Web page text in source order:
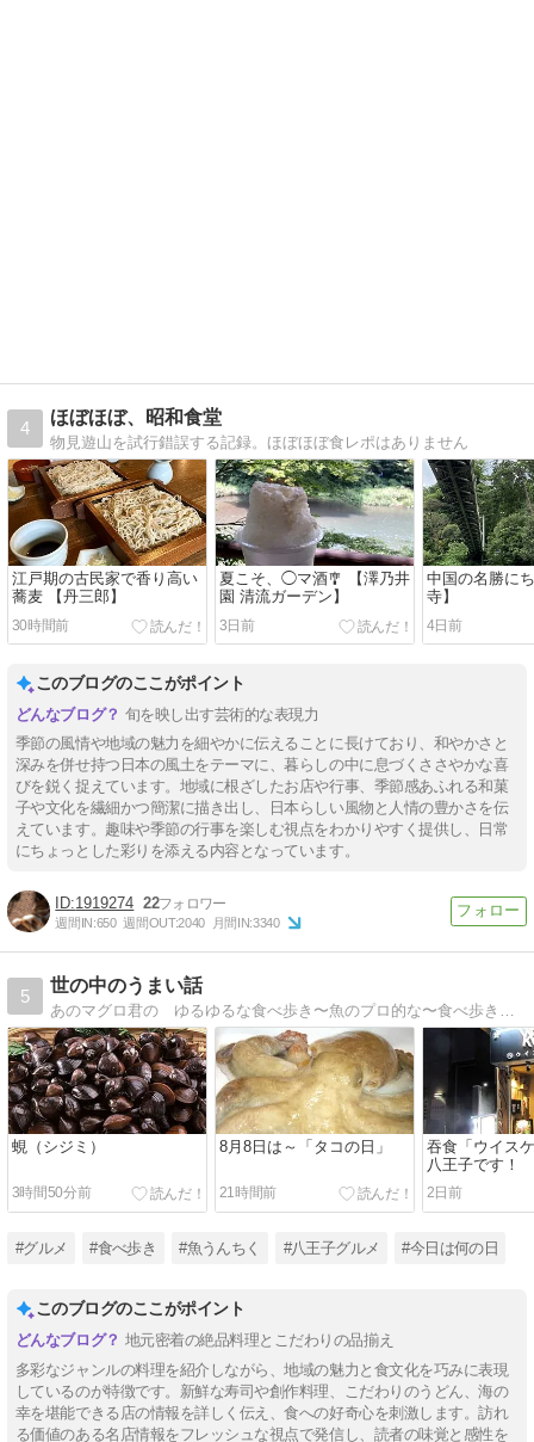
4
ほぼほぼ、昭和食堂
物見遊山を試行錯誤する記録。ほぼほぼ食レポはありません
江戸期の古民家で香り高い
蕎麦 【丹三郎】
30時間前
夏こそ、◯マ酒🎐 【澤乃井
園 清流ガーデン】
3日前
中国の名勝に
寺】
4日前
このブログのここがポイント
旬を映し出す芸術的な表現力
季節の風情や地域の魅力を細やかに伝えることに長けており、和やかさと
深みを併せ持つ日本の風土をテーマに、暮らしの中に息づくささやかな喜
びを鋭く捉えています。地域に根ざしたお店や行事、季節感あふれる和菓
子や文化を繊細かつ簡潔に描き出し、日本らしい風物と人情の豊かさを伝
えています。趣味や季節の行事を楽しむ視点をわかりやすく提供し、日常
にちょっとした彩りを添える内容となっています。
1919274 22
週間IN:650 週間OUT:2040 月間IN:3340
5
世の中のうまい話
あのマグロ君の ゆるゆるな食べ歩き〜魚のプロ的な〜食べ歩きは八王子やや多し！都心も地方も行き倒し！食い散らかし〜〜お魚勉強もしてみぃひん？
蜆（シジミ）
3時間50分前
8月8日は～「タコの日」
21時間前
吞食「ウイス
八王子です！
2日前
#グルメ #食べ歩き #魚うんちく #八王子グルメ #今日は何の日
このブログのここがポイント
地元密着の絶品料理とこだわりの品揃え
多彩なジャンルの料理を紹介しながら、地域の魅力と食文化を巧みに表現
しているのが特徴です。新鮮な寿司や創作料理、こだわりのうどん、海の
幸を堪能できる店の情報を詳しく伝え、食への好奇心を刺激します。訪れ
る価値のある名店情報をフレッシュな視点で発信し、読者の味覚と感性を